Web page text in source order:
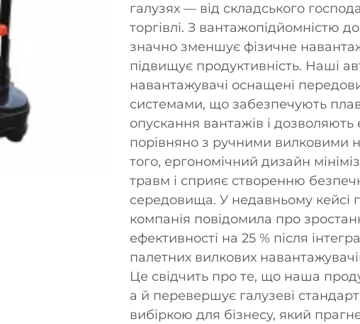
галузях — від складського
торгівлі. З вантажопідйомністю
значно зменшує фізичне
підвищує продуктивність. Наші
навантажувачі оснащені
системами, що забезпечують
опускання вантажів і
порівняно з ручними вилковими
того, ергономічний дизайн
травм і сприяє створенню
середовища. У недавньому кейсі
компанія повідомила про
ефективності на 25 % після
палетних вилкових
Це свідчить про те, що наша
а й перевершує галузеві
вибіркою для бізнесу, який